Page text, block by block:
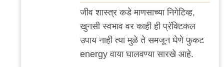
In
reply
to
बरोबर
जीव शास्त्र कडे माणसाच्या निगेटिव्ह,
खुनसी स्वभाव वर काही ही प्रॅक्टिकल
उपाय नाही त्या मुळे ते समजून घेणे फुकट
energy वाया घालवण्या सारखे आहे.